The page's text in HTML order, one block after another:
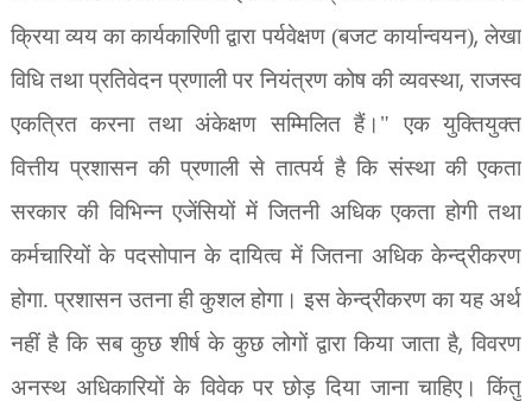
क्रिया व्यय का कार्यकारिणी द्वारा पर्यवेक्षण (बजट कार्यान्वयन),लेखा
विधि तथा प्रतिवेदन प्रणाली पर नियंत्रण कोष की व्यवस्था,राजस्व
एकत्रित करना तथा अंकेक्षण सम्मिलित हैं।" एक युक्तियुक्त
वित्तीय प्रशासन की प्रणाली से तात्पर्य है कि संस्था की एकता
सरकार की विभिन्न एजेंसियों में जितनी अधिक एकता होगी तथा
कर्मचारियों के पदसोपान के दायित्व में जितना अधिक केन्द्रीकरण
होगा. प्रशासन उतना ही कुशल होगा। इस केन्द्रीकरण का यह अर्थ
नहीं है कि सब कुछ शीर्ष के कुछ लोगों द्वारा किया जाता है,विवरण
अनस्थ अधिकारियों के विवेक पर छोड़ दिया जाना चाहिए। किंतु